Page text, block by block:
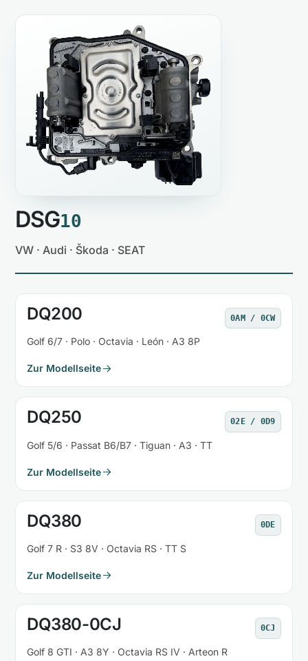
DSG10
VW · Audi · Škoda · SEAT
DQ200 0AM / 0CW
Golf 6/7 · Polo · Octavia · León · A3 8P
Zur Modellseite
DQ250 02E / 0D9
Golf 5/6 · Passat B6/B7 · Tiguan · A3 · TT
Zur Modellseite
DQ380 0DE
Golf 7 R · S3 8V · Octavia RS · TT S
Zur Modellseite
DQ380-0CJ 0CJ
Golf 8 GTI · A3 8Y · Octavia RS IV · Arteon R